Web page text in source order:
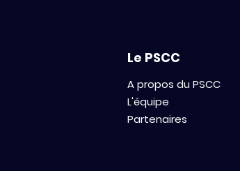
Le PSCC
A propos du PSCC
L'équipe
Partenaires